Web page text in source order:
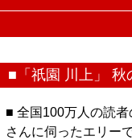
■「祇園 川上」
■ 全国100万人の読
さんに伺ったエリー